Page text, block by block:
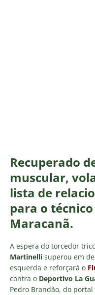
Recuperado
muscular,
lista de
para o
Maracanã.
A espera do torcedor
Martinelli superou em
esquerda e reforçará o
contra o Deportivo La
Pedro Brandão, do portal